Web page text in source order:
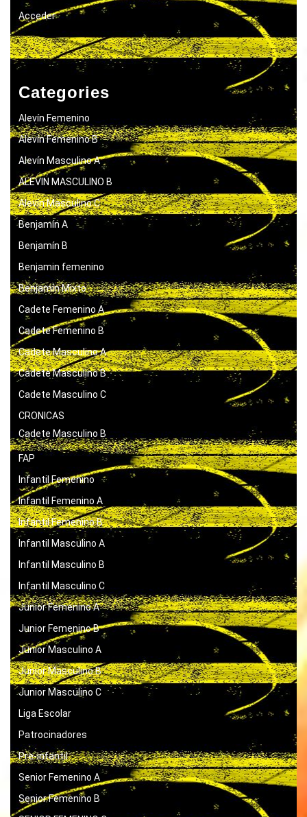
Acceder
Categories
Alevín Femenino
Alevín Femenino B
Alevín Masculino A
ALEVIN MASCULINO B
Alevín Masculino C
Benjamín A
Benjamín B
Benjamin femenino
Benjamín Mixto
Cadete Femenino A
Cadete Femenino B
Cadete Masculino A
Cadete Masculino B
Cadete Masculino C
CRONICAS
Cadete Masculino B
FAP
Infantil Femenino
Infantil Femenino A
Infantil Femenino B
Infantil Masculino A
Infantil Masculino B
Infantil Masculino C
Junior Femenino A
Junior Femenino B
Junior Masculino A
Junior Masculino B
Junior Masculino C
Liga Escolar
Patrocinadores
Pre-infantil
Senior Femenino A
Senior Femenino B